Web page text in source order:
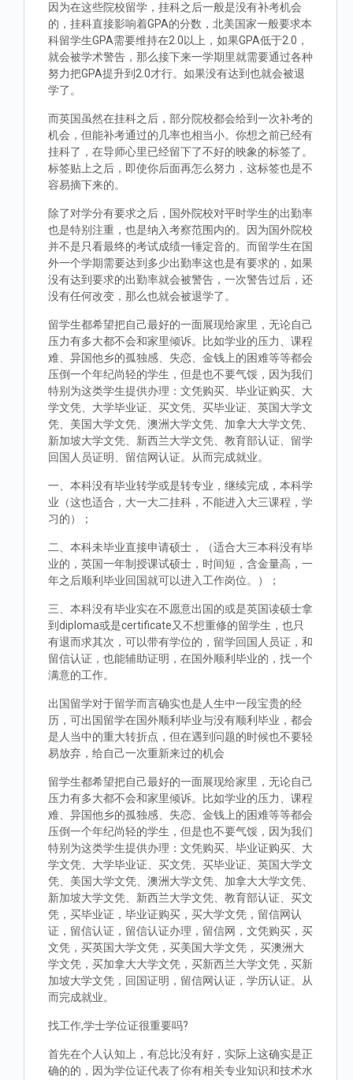
因为在这些院校留学，挂科之后一般是没有补考机会
的，挂科直接影响着GPA的分数，北美国家一般要求本
科留学生GPA需要维持在2.0以上，如果GPA低于2.0，
就会被学术警告，那么接下来一学期里就需要通过各种
努力把GPA提升到2.0才行。如果没有达到也就会被退
学了。
而英国虽然在挂科之后，部分院校都会给到一次补考的
机会，但能补考通过的几率也相当小。你想之前已经有
挂科了，在导师心里已经留下了不好的映象的标签了。
标签贴上之后，即使你后面再怎么努力，这标签也是不
容易摘下来的。
除了对学分有要求之后，国外院校对平时学生的出勤率
也是特别注重，也是纳入考察范围内的。因为国外院校
并不是只看最终的考试成绩一锤定音的。而留学生在国
外一个学期需要达到多少出勤率这也是有要求的，如果
没有达到要求的出勤率就会被警告，一次警告过后，还
没有任何改变，那么也就会被退学了。
留学生都希望把自己最好的一面展现给家里，无论自己
压力有多大都不会和家里倾诉。比如学业的压力、课程
难、异国他乡的孤独感、失恋、金钱上的困难等等都会
压倒一个年纪尚轻的学生，但是也不要气馁，因为我们
特别为这类学生提供办理：文凭购买、毕业证购买、大
学文凭、大学毕业证、买文凭、买毕业证、英国大学文
凭、美国大学文凭、澳洲大学文凭、加拿大大学文凭、
新加坡大学文凭、新西兰大学文凭、教育部认证、留学
回国人员证明、留信网认证。从而完成就业。
一、本科没有毕业转学或是转专业，继续完成，本科学
业（这也适合，大一大二挂科，不能进入大三课程，学
习的）；
二、本科未毕业直接申请硕士，（适合大三本科没有毕
业的，英国一年制授课试硕士，时间短，含金量高，一
年之后顺利毕业回国就可以进入工作岗位。）；
三、本科没有毕业实在不愿意出国的或是英国读硕士拿
到diploma或是certificate又不想重修的留学生，也只
有退而求其次，可以带有学位的，留学回国人员证，和
留信认证，也能辅助证明，在国外顺利毕业的，找一个
满意的工作。
出国留学对于留学而言确实也是人生中一段宝贵的经
历，可出国留学在国外顺利毕业与没有顺利毕业，都会
是人当中的重大转折点，但在遇到问题的时候也不要轻
易放弃，给自己一次重新来过的机会
留学生都希望把自己最好的一面展现给家里，无论自己
压力有多大都不会和家里倾诉。比如学业的压力、课程
难、异国他乡的孤独感、失恋、金钱上的困难等等都会
压倒一个年纪尚轻的学生，但是也不要气馁，因为我们
特别为这类学生提供办理：文凭购买、毕业证购买、大
学文凭、大学毕业证、买文凭、买毕业证、英国大学文
凭、美国大学文凭、澳洲大学文凭、加拿大大学文凭、
新加坡大学文凭、新西兰大学文凭、教育部认证、买文
凭，买毕业证，毕业证购买，买大学文凭，留信网认
证，留信认证，留信认证办理，留信网，文凭购买，买
文凭，买英国大学文凭，买美国大学文凭， 买澳洲大
学文凭，买加拿大大学文凭，买新西兰大学文凭，买新
加坡大学文凭，回国证明，留信网认证，学历认证。从
而完成就业。
找工作,学士学位证很重要吗?
首先在个人认知上，有总比没有好，实际上这确实是正
确的的，因为学位证代表了你有相关专业知识和技术水